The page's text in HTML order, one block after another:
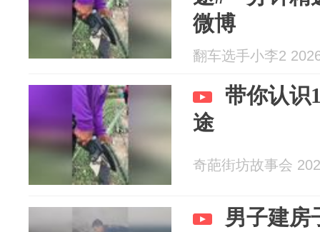
微博
翻车选手小李2
带你认识
途
奇葩街坊故事会
男子建房